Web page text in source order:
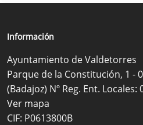
Información
Ayuntamiento de Valdetorres
Parque de la Constitución, 1 -
(Badajoz) Nº Reg. Ent. Locales:
Ver mapa
CIF: P0613800B